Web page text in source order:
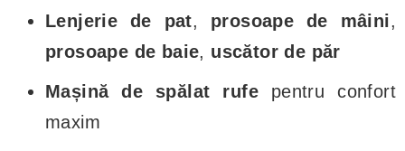
Lenjerie de pat, prosoape de mâini,
prosoape de baie, uscător de păr
Mașină de spălat rufepentru confort
maxim